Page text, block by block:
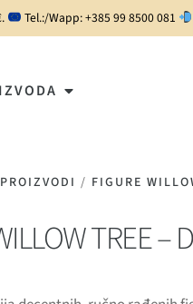
Tel.:/Wapp: +385 99 8500 081
PROIZVODI / FIGURE
TREE –